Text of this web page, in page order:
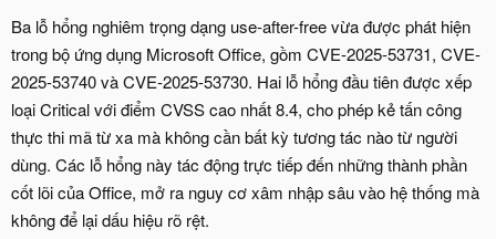
Ba lỗ hổng nghiêm trọng dạng use-after-free vừa được phát hiện
trong bộ ứng dụng Microsoft Office, gồm CVE-2025-53731, CVE-
2025-53740 và CVE-2025-53730. Hai lỗ hổng đầu tiên được xếp
loại Critical với điểm CVSS cao nhất 8.4, cho phép kẻ tấn công
thực thi mã từ xa mà không cần bất kỳ tương tác nào từ người
dùng. Các lỗ hổng này tác động trực tiếp đến những thành phần
cốt lõi của Office, mở ra nguy cơ xâm nhập sâu vào hệ thống mà
không để lại dấu hiệu rõ rệt.